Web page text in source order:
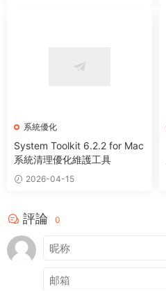
系統優化
System Toolkit 6.2.2 for Mac
系統清理優化維護工具
2026-04-15
評論 0